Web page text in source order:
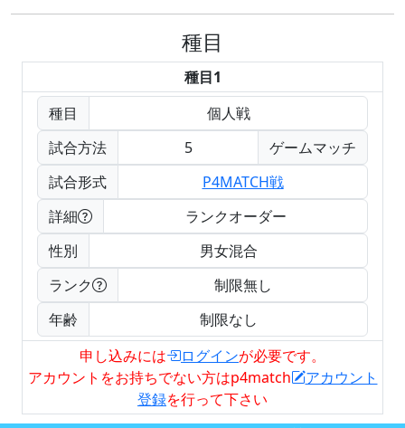
種目
種目1
種目
個人戦
試合方法
5
ゲームマッチ
試合形式
P4MATCH戦
詳細
ランクオーダー
性別
男女混合
ランク
制限無し
年齢
制限なし
申し込みには
ログインが必要です。
アカウントをお持ちでない方はp4match
アカウント
登録を行って下さい